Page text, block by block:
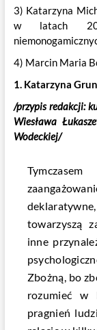
3) Katarzyna
w latach
4) Marcin Maria
1. Katarzyna
/przypis redakcji:
Wiesława
Wodeckiej/
towarzyszą
inne
Zbożną, bo
rozumieć w
pragnień